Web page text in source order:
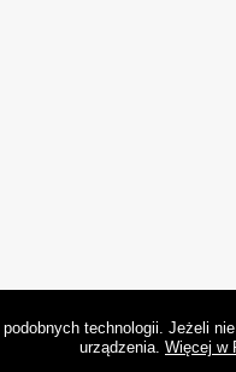
technologii. Jeżeli
urządzenia. Więcej w